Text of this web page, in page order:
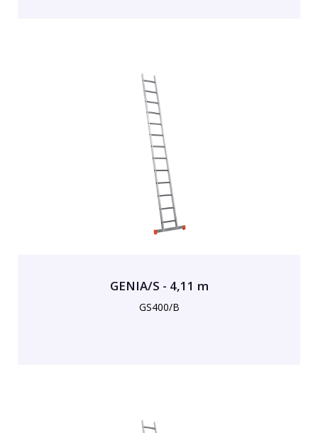
GENIA/S - 4,11 m
GS400/B